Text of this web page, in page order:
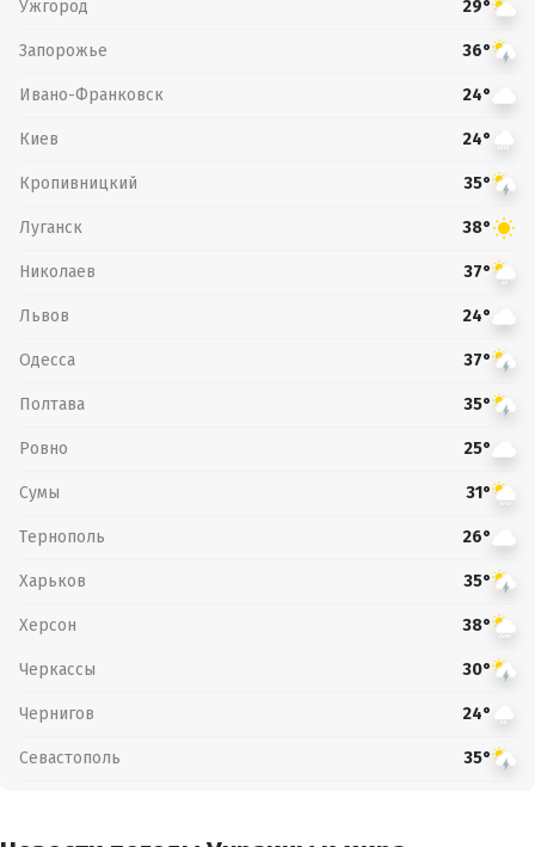
Ужгород 29°
Запорожье 36°
Ивано-Франковск 24°
Киев 24°
Кропивницкий 35°
Луганск 38°
Николаев 37°
Львов 24°
Одесса 37°
Полтава 35°
Ровно 25°
Сумы 31°
Тернополь 26°
Харьков 35°
Херсон 38°
Черкассы 30°
Чернигов 24°
Севастополь 35°